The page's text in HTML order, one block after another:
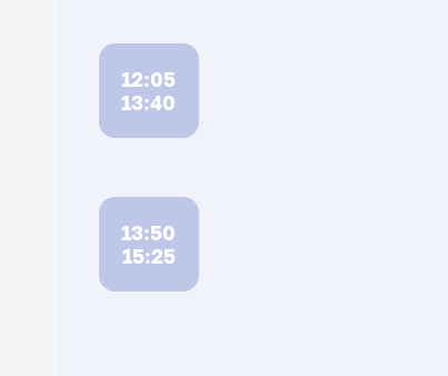
12:05
13:40
13:50
15:25